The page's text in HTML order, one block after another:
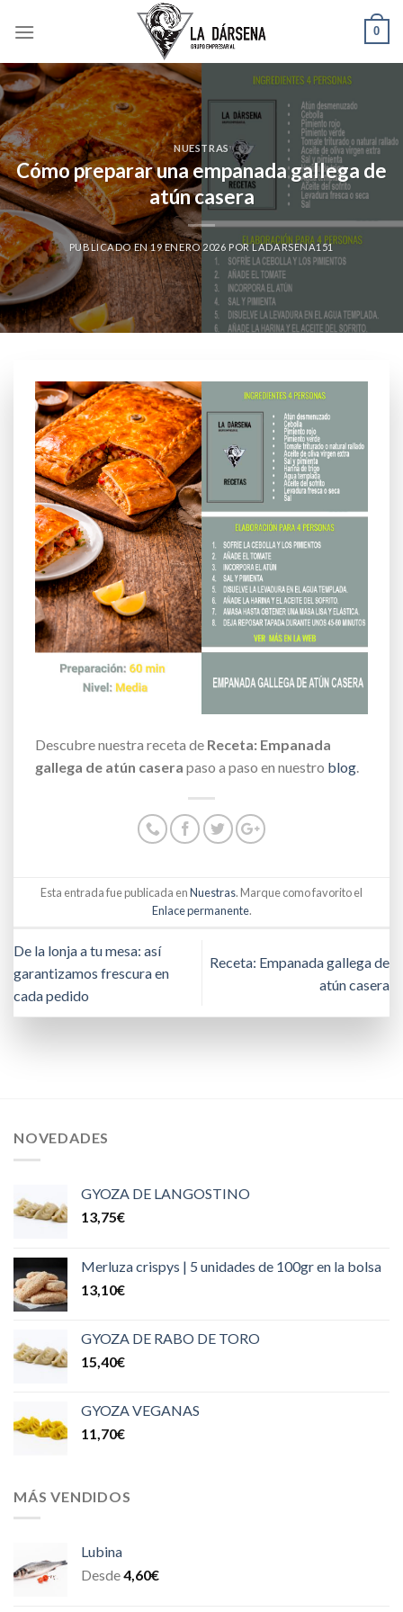
0
NUESTRAS
Cómo preparar una empanada gallega de
atún casera
PUBLICADO EN19 ENERO 2026 PORLADARSENA151
Descubre nuestra receta de Receta: Empanada
gallega de atún casera paso a paso en nuestro blog
Esta entrada fue publicada enNuestras. Marque como favorito el
Enlace permanente.
De la lonja a tu mesa: así
garantizamos frescura en
cada pedido
Receta: Empanada gallega de
atún casera
NOVEDADES
GYOZA DE LANGOSTINO
13,75€
Merluza crispys | 5 unidades de 100gr en la bolsa
13,10€
GYOZA DE RABO DE TORO
15,40€
GYOZA VEGANAS
11,70€
MÁS VENDIDOS
Lubina
Desde4,60€